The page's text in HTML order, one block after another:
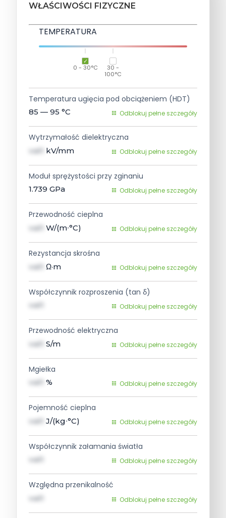
WŁAŚCIWOŚCI FIZYCZNE
TEMPERATURA
0 - 30°C
30 -
100°C
Temperatura ugięcia pod obciążeniem (HDT)
85 — 95 °C Odblokuj pełne szczegóły
Wytrzymałość dielektryczna
val1 kV/mm Odblokuj pełne szczegóły
Moduł sprężystości przy zginaniu
1.739 GPa Odblokuj pełne szczegóły
Przewodność cieplna
val1 W/(m∙°C) Odblokuj pełne szczegóły
Rezystancja skrośna
val1 Ω·m Odblokuj pełne szczegóły
Współczynnik rozproszenia (tan δ)
val1 Odblokuj pełne szczegóły
Przewodność elektryczna
val1 S/m Odblokuj pełne szczegóły
Mgiełka
val1 % Odblokuj pełne szczegóły
Pojemność cieplna
val1 J/(kg∙°C) Odblokuj pełne szczegóły
Współczynnik załamania światła
val1 Odblokuj pełne szczegóły
Względna przenikalność
val1 Odblokuj pełne szczegóły